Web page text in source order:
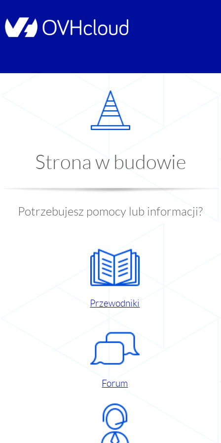
Strona w budowie
Potrzebujesz pomocy lub informacji?
Przewodniki
Forum